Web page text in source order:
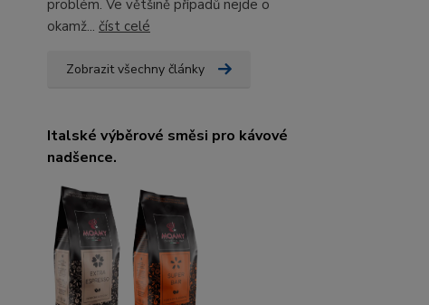
problém. Ve většině případů nejde o
okamž... číst celé
Zobrazit všechny články
Italské výběrové směsi pro kávové
nadšence.